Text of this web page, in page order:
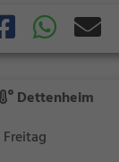
Dettenheim
Freitag